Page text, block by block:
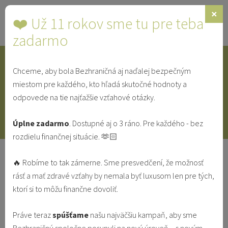
Toggle
IDENTITA SINGLE SVEDECTVÁ
Svadba podľa témySvadba
NAJNOVŠIE NAJČÍTANEJŠIE
Svedectvo: Ako som s Bohom
❤️ Už 11 rokov sme tu pre teba
zadarmo
×
Chceme, aby bola Bezhraničná aj naďalej bezpečným
miestom pre každého, kto hľadá skutočné hodnoty a
odpovede na tie najťažšie vzťahové otázky.
Úplne zadarmo. Dostupné aj o 3 ráno. Pre každého - bez
rozdielu finančnej situácie. 🫶🏻
🔥 Robíme to tak zámerne. Sme presvedčení, že možnosť
rásť a mať zdravé vzťahy by nemala byť luxusom len pre tých,
ktorí si to môžu finančne dovoliť.
Práve terazspúšťame našu najväčšiu kampaň, aby sme